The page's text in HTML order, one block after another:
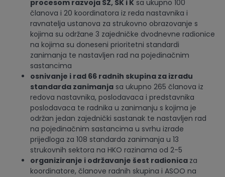
procesom razvoja SZ, SK i K sa ukupno 100
članova i 20 koordinatora iz reda nastavnika i
ravnatelja ustanova za strukovno obrazovanje s
kojima su održane 3 zajedničke dvodnevne radionice
na kojima su doneseni prioritetni standardi
zanimanja te nastavljen rad na pojedinačnim
sastancima
osnivanje i rad 66 radnih skupina za izradu
standarda zanimanja sa ukupno 265 članova iz
redova nastavnika, poslodavaca i predstavnika
poslodavaca te radnika u zanimanju s kojima je
održan jedan zajednički sastanak te nastavljen rad
na pojedinačnim sastancima u svrhu izrade
prijedloga za 108 standarda zanimanja u 13
strukovnih sektora na HKO razinama od 2-5
organiziranje i održavanje šest radionica za
koordinatore, članove radnih skupina i ASOO na